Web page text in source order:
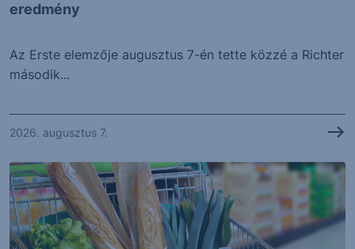
eredmény
Az Erste elemzője augusztus 7-én tette közzé a Richter
második...
2026. augusztus 7.